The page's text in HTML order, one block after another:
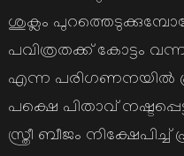
ശുക്ലം
പവിത്രതക്ക് കോട്ടം
എന്ന പരിഗണനയില്‍
പക്ഷെ പിതാവ്
സ്ത്രീ ബീജം